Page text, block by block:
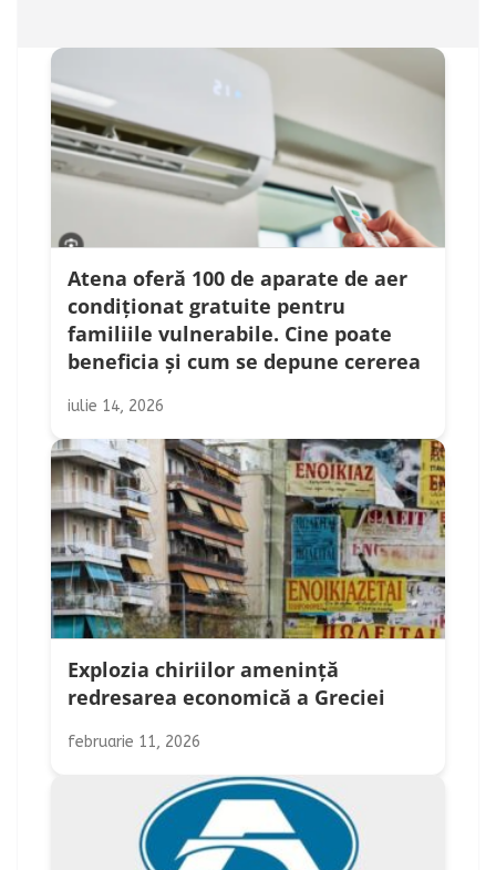
Atena oferă 100 de aparate de aer
condiționat gratuite pentru
familiile vulnerabile. Cine poate
beneficia și cum se depune cererea
iulie 14, 2026
Explozia chiriilor amenință
redresarea economică a Greciei
februarie 11, 2026